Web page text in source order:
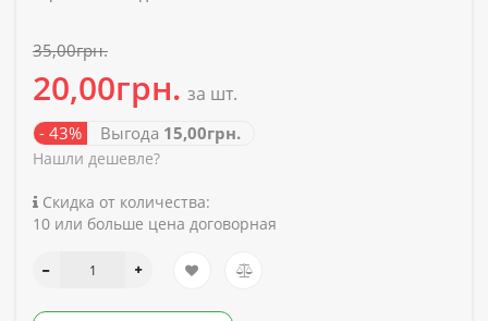
35,00грн.
20,00грн. за шт.
- 43% Выгода 15,00грн.
Нашли дешевле?
Скидка от количества:
10 или больше цена договорная